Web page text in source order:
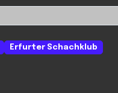
Erfurter Schachklub